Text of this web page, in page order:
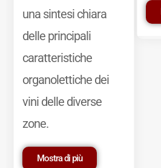
una sintesi chiara
delle principali
caratteristiche
organolettiche dei
vini delle diverse
zone.
Mostra di più